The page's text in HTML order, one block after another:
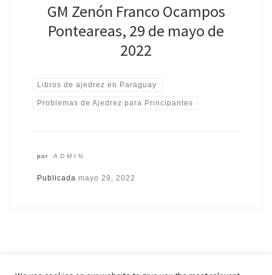
GM Zenón Franco Ocampos
Ponteareas, 29 de mayo de
2022
Libros de ajedrez en Paraguay
Problemas de Ajedrez para Principantes
por ADMIN
Publicada mayo 29, 2022